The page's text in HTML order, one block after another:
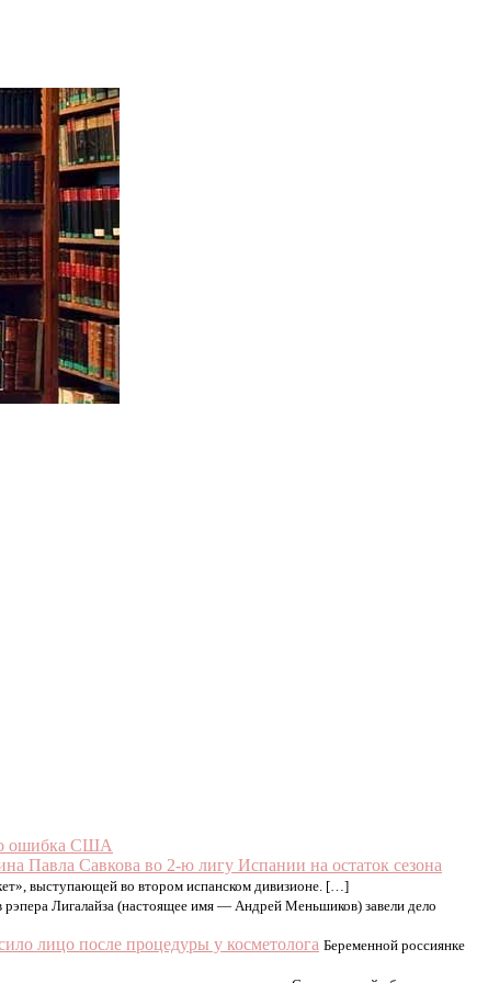
ошибка США
Павла Савкова во 2-ю лигу Испании на остаток сезона
выступающей во втором испанском дивизионе. […]
Лигалайза (настоящее имя — Андрей Меньшиков) завели дело
лицо после процедуры у косметолога Беременной россиянке